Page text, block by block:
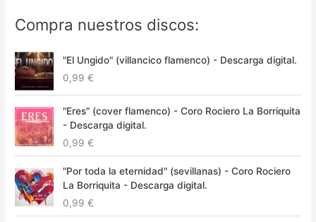
Compra nuestros discos:
"El Ungido" (villancico flamenco) - Descarga digital.
0,99€
"Eres" (cover flamenco) - Coro Rociero La Borriquita
- Descarga digital.
0,99€
"Por toda la eternidad" (sevillanas) - Coro Rociero
La Borriquita - Descarga digital.
0,99€